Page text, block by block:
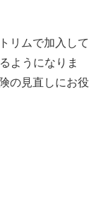
リムで加入して
ようになりま
の見直しにお役